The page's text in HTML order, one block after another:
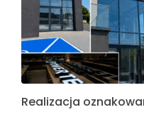
Realizacja